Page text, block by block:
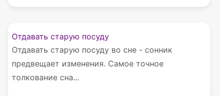
Отдавать старую посуду
Отдавать старую посуду во сне - сонник
предвещает изменения. Самое точное
толкование сна...